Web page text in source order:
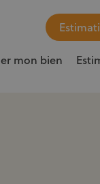
mon bien